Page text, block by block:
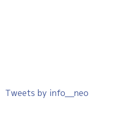
Tweets by info__neo